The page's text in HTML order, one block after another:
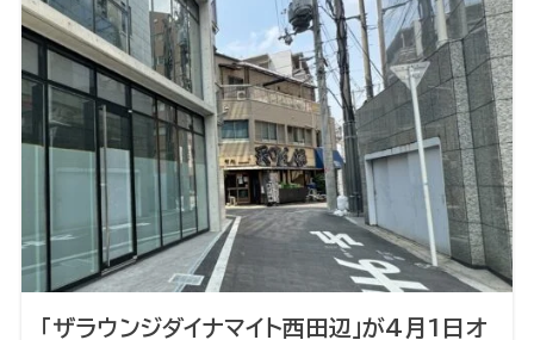
「ザラウンジダイナマイト西田辺」が4月1日オ